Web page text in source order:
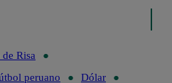
Risa
peruano
Dólar